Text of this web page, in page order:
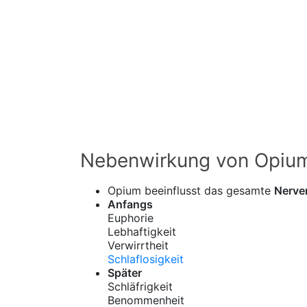
Nebenwirkung von
Opium beeinflusst das gesamte
Anfangs
Euphorie
Lebhaftigkeit
Verwirrtheit
Schlaflosigkeit
Später
Schläfrigkeit
Benommenheit